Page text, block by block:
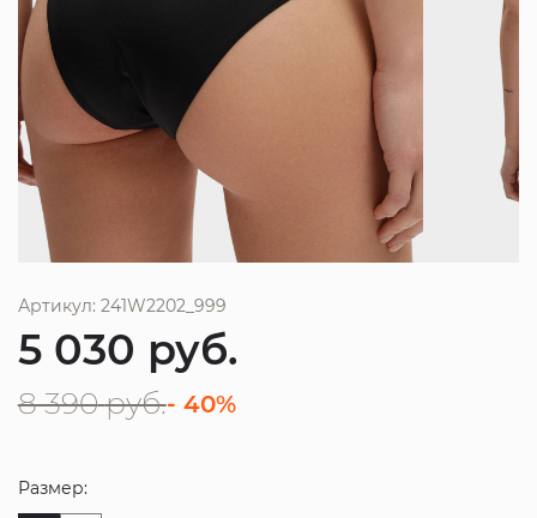
Артикул: 241W2202_999
5 030 руб.
8 390 руб.- 40%
Размер: